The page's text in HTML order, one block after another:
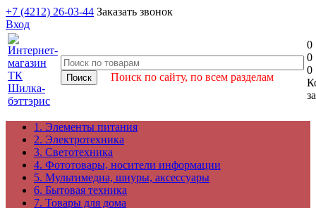
+7 (4212) 26-03-44 Заказать звонок
Вход
Поиск по сайту, по всем разделам
0
0
0
1. Элементы питания
2. Электротехника
3. Светотехника
4. Фототовары, носители информации
5. Мультимедиа, шнуры, аксессуары
6. Бытовая техника
7. Товары для дома